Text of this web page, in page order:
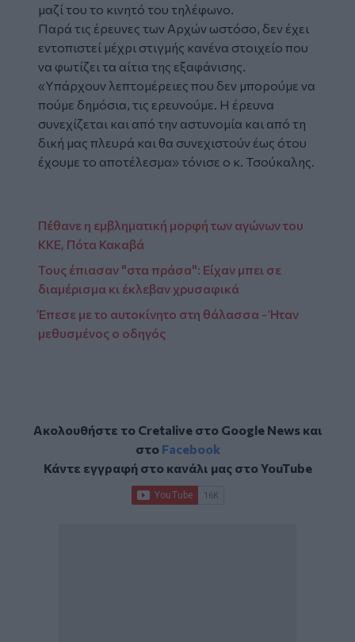
μαζί του το κινητό του τηλέφωνο.
Παρά τις έρευνες των Αρχών ωστόσο, δεν έχει
εντοπιστεί μέχρι στιγμής κανένα στοιχείο που
να φωτίζει τα αίτια της εξαφάνισης.
«Υπάρχουν λεπτομέρειες που δεν μπορούμε να
πούμε δημόσια, τις ερευνούμε. Η έρευνα
συνεχίζεται και από την αστυνομία και από τη
δική μας πλευρά και θα συνεχιστούν έως ότου
έχουμε το αποτέλεσμα» τόνισε ο κ. Τσούκαλης.
Πέθανε η εμβληματική μορφή των αγώνων του
ΚΚΕ, Πότα Κακαβά
Τους έπιασαν "στα πράσα": Είχαν μπει σε
διαμέρισμα κι έκλεβαν χρυσαφικά
Έπεσε με το αυτοκίνητο στη θάλασσα - Ήταν
μεθυσμένος ο οδηγός
Ακολουθήστε το Cretalive στο Google Newsκαι
στο Facebook
Κάντε εγγραφή στο κανάλι μας στοYouTube